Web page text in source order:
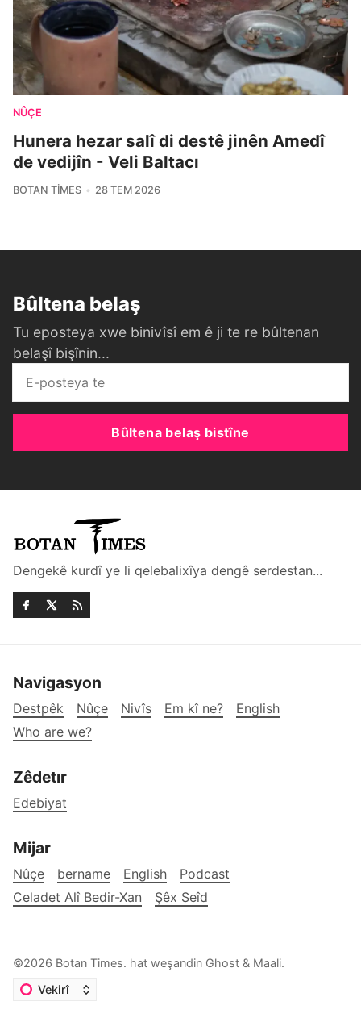
NÛÇE
Hunera hezar salî di destê jinên Amedî
de vedijîn - Veli Baltacı
BOTAN TIMES 28 TEM 2026
Bûltena belaş
Tu eposteya xwe binivîsî em ê ji te re bûltenan
belaşî bişînin...
Bûltena belaş bistîne
Dengekê kurdî ye li qelebalixîya dengê serdestan...
Navigasyon
Destpêk Nûçe Nivîs Em kî ne?
English
Who are we?
Zêdetır
Edebiyat
Mijar
Nûçe bername English
Podcast
Celadet Alî Bedir-Xan
Şêx Seîd
©2026 Botan Times. hat weşandin Ghost & Maali.